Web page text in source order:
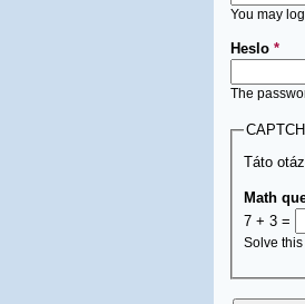
You may
Heslo *
The
Táto
Math
7 + 3 =
Solve